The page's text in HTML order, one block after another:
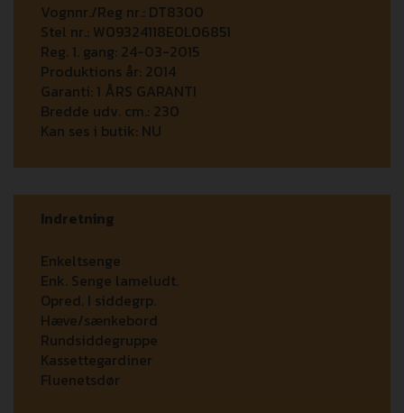
Vognnr./Reg nr.: DT8300
Stel nr.: W09324118E0L06851
Reg. 1. gang: 24-03-2015
Produktions år: 2014
Garanti: 1 ÅRS GARANTI
Bredde udv. cm.: 230
Kan ses i butik: NU
Indretning
Enkeltsenge
Enk. Senge lameludt.
Opred. I siddegrp.
Hæve/sænkebord
Rundsiddegruppe
Kassettegardiner
Fluenetsdør